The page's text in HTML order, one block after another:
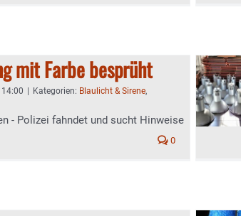
mit Farbe besprüht
14:00 Kategorien: Blaulicht & Sirene,
- Polizei fahndet und sucht Hinweise
0